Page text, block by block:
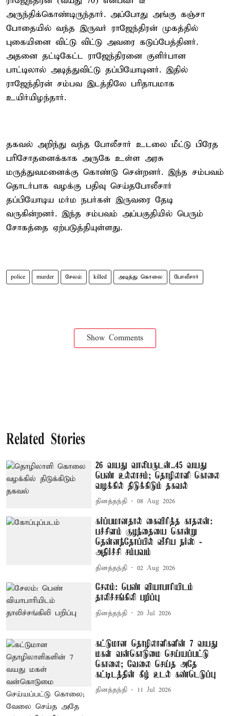
அருந்திக்கொண்டிருந்தார். அப்போது அங்கு கஞ்சா
போதையில் வந்த இருவர் ராஜேந்திரன் முகத்தில்
புகையினை விட்டு விட்டு அவரை கடுப்பேத்தினர்.
அதனை தட்டிகேட்ட ராஜேந்திரனை குளிர்பான
பாட்டிலால் அடித்துவிட்டு தப்பியோடினர். இதில்
ராஜேந்திரன் சம்பவ இடத்திலே பரிதாபமாக
உயிர்யிழந்தார்.
தகவல் அறிந்து வந்த போலீசார் உடலை மீட்டு பிரேத
பரிசோதனைக்காக அருகே உள்ள அரசு
மருத்துவமனைக்கு கொண்டு சென்றனர். இந்த சம்பவம்
தொடர்பாக வழக்கு பதிவு செய்தபோலீசார்
தப்பியோடிய மர்ம நபர்கள் இருவரை தேடி
வருகின்றனர். இந்த சம்பவம் அப்பகுதியில் பெரும்
சோகத்தை ஏற்படுத்தியுள்ளது.
police murder சேலம் killed அடித்து கொலை போலீசார்
Show Comments
Related Stories
26 வயது வாலிபருடன்..45 வயது
பெண் உல்லாசம்; தொழிலாளி கொலை
வழக்கில் திடுக்கிடும் தகவல்
தினத்தந்தி 08 Aug 2026
கர்ப்பமானதால் கைவிரித்த காதலன்:
பச்சிளம் குழந்தையை கொன்று
தென்னந்தோப்பில் வீசிய நர்ஸ் -
அதிர்ச்சி சம்பவம்
தினத்தந்தி 02 Aug 2026
சேலம்: பெண் வியாபாரியிடம்
தாலிச்சங்கிலி பறிப்பு
தினத்தந்தி 20 Jul 2026
கட்டுமான தொழிலாளிகளின் 7 வயது
மகள் வன்கொடுமை செய்யப்பட்டு
கொலை; வேலை செய்த அதே
கட்டிடத்தின் கீழ் உடல் கண்டெடுப்பு
தினத்தந்தி 11 Jul 2026